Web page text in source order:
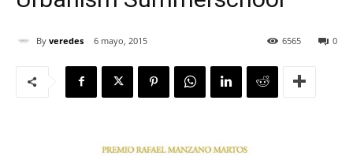
By veredes 6 mayo, 2015 0
6565